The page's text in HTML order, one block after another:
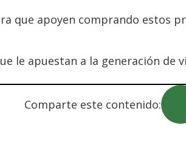
que apoyen comprando estos
le apuestan a la generación de
Comparte este contenido: